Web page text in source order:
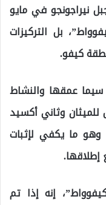
نيراجونجو في مايو
بل التركيزات
كيفو.
سيما عمقها والنشاط
للميثان وثاني أكسيد
وهو ما يكفي لإثبات
إطلاقها.
إنه إذا تم